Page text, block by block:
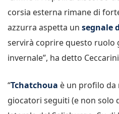
corsia esterna rimane di
azzurra aspetta un segnale
servirà coprire questo ruolo
invernale”, ha detto
“Tchatchoua è un profilo
giocatori seguiti (e non solo